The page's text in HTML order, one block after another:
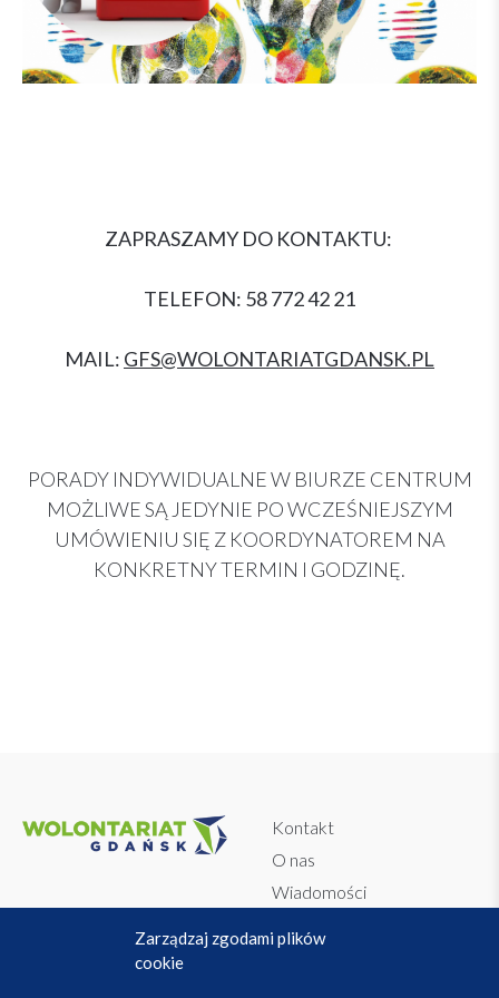
Zarządzaj zgodami plików
cookie
ZAPRASZAMY DO KONTAKTU:
TELEFON: 58 772 42 21
MAIL: GFS@WOLONTARIATGDANSK.PL
PORADY INDYWIDUALNE W BIURZE CENTRUM
MOŻLIWE SĄ JEDYNIE PO WCZEŚNIEJSZYM
UMÓWIENIU SIĘ Z KOORDYNATOREM NA
KONKRETNY TERMIN I GODZINĘ.
Kontakt
O nas
Wiadomości
Regulamin